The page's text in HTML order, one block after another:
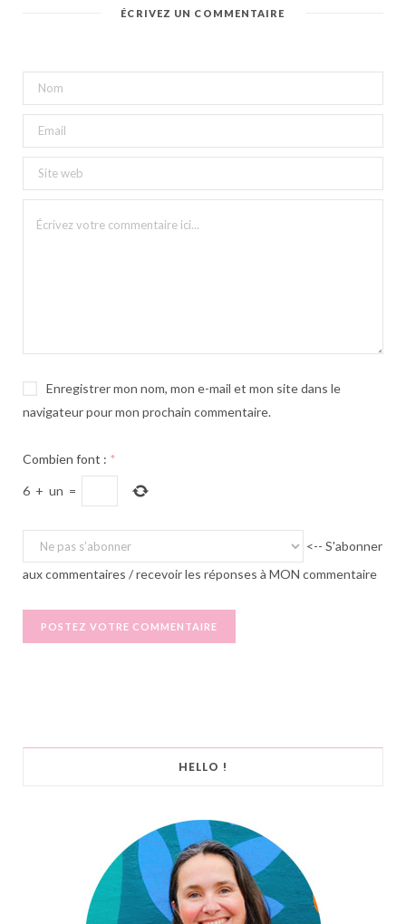
ÉCRIVEZ UN COMMENTAIRE
Enregistrer mon nom, mon e-mail et mon site dans le
navigateur pour mon prochain commentaire.
Combien font : *
6 + un =
<-- S'abonner
aux commentaires / recevoir les réponses à MON commentaire
HELLO !